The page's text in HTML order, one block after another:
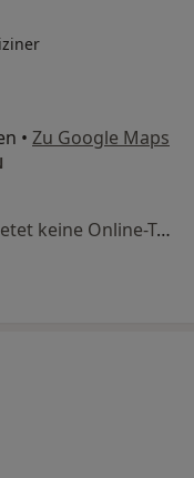
• Zu Google Maps
Dieser Arzt bzw. diese Ärztin bietet keine Online-Terminbuchung an diesem Standort an.